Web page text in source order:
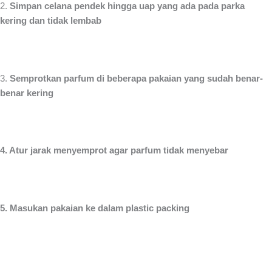
2. Simpan celana pendek hingga uap yang ada pada parka
kering dan tidak lembab
3. Semprotkan parfum di beberapa pakaian yang sudah benar-
benar kering
4. Atur jarak menyemprot agar parfum tidak menyebar
5. Masukan pakaian ke dalam plastic packing